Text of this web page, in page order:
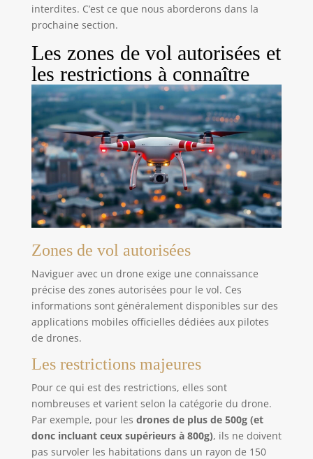
interdites. C’est ce que nous aborderons dans la
prochaine section.
Les zones de vol autorisées et
les restrictions à connaître
Zones de vol autorisées
Naviguer avec un drone exige une connaissance
précise des zones autorisées pour le vol. Ces
informations sont généralement disponibles sur des
applications mobiles officielles dédiées aux pilotes
de drones.
Les restrictions majeures
Pour ce qui est des restrictions, elles sont
nombreuses et varient selon la catégorie du drone.
Par exemple, pour les drones de plus de 500g (et
donc incluant ceux supérieurs à 800g), ils ne doivent
pas survoler les habitations dans un rayon de 150